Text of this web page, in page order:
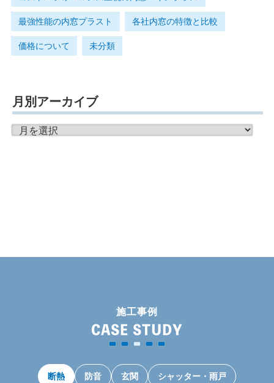
最強性能の内窓プラスト 各社内窓の特徴と比較
価格について 未分類
月別アーカイブ
月
別
施工事例
CASE STUDY
断熱 防音 玄関 シャッター・雨戸